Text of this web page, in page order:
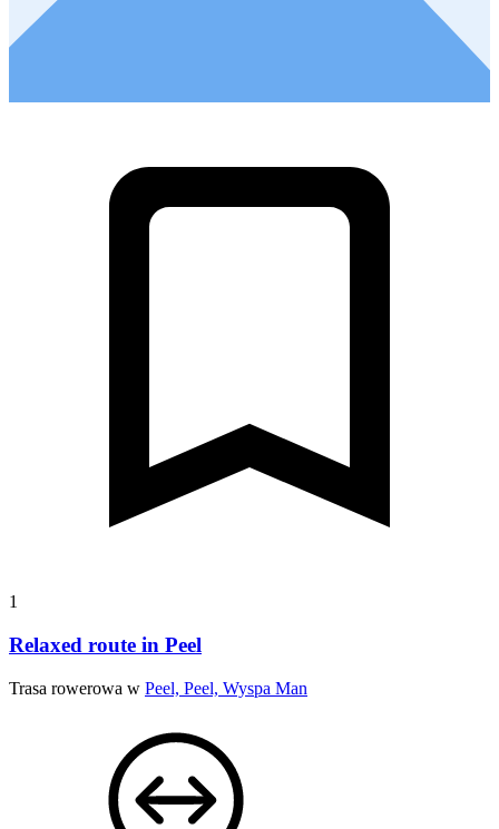
1
Relaxed route in Peel
Trasa rowerowa w Peel, Peel, Wyspa Man